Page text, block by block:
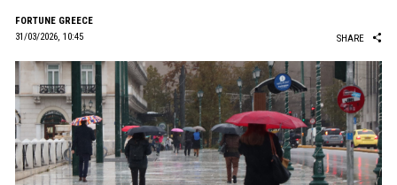
FORTUNE GREECE
31/03/2026, 10:45
SHARE